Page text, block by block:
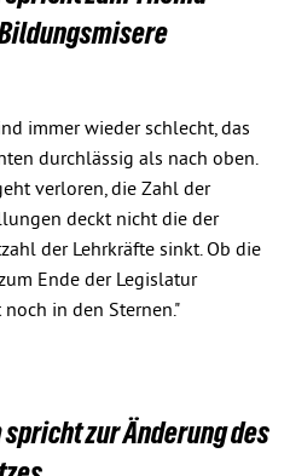
immer wieder schlecht, das
durchlässig als nach oben.
verloren, die Zahl der
deckt nicht die der
der Lehrkräfte sinkt. Ob die
Ende der Legislatur
in den Sternen."
zur Änderung des